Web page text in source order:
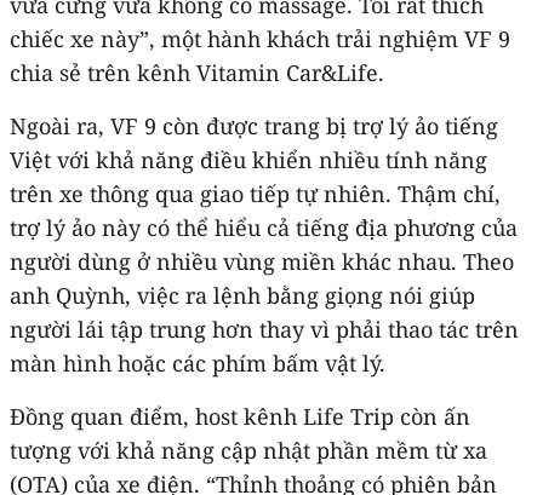
chiếc xe này”, một hành khách trải nghiệm VF 9
chia sẻ trên kênh Vitamin Car&Life.
Ngoài ra, VF 9 còn được trang bị trợ lý ảo tiếng
Việt với khả năng điều khiển nhiều tính năng
trên xe thông qua giao tiếp tự nhiên. Thậm chí,
trợ lý ảo này có thể hiểu cả tiếng địa phương của
người dùng ở nhiều vùng miền khác nhau. Theo
anh Quỳnh, việc ra lệnh bằng giọng nói giúp
người lái tập trung hơn thay vì phải thao tác trên
màn hình hoặc các phím bấm vật lý.
Đồng quan điểm, host kênh Life Trip còn ấn
tượng với khả năng cập nhật phần mềm từ xa
(OTA) của xe điện. “Thỉnh thoảng có phiên bản